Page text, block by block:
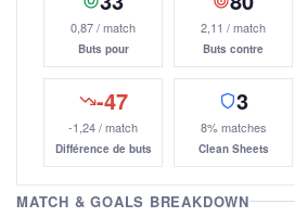
0,87 / match
Buts pour
2,11 / match
Buts contre
-47
-1,24 / match
Différence de buts
3
8% matches
Clean Sheets
MATCH & GOALS BREAKDOWN